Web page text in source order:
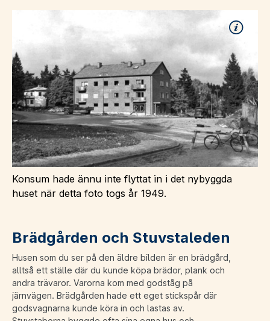
Konsum hade ännu inte flyttat in i det nybyggda
huset när detta foto togs år 1949.
Brädgården och Stuvstaleden
Husen som du ser på den äldre bilden är en brädgård,
alltså ett ställe där du kunde köpa brädor, plank och
andra trävaror. Varorna kom med godståg på
järnvägen. Brädgården hade ett eget stickspår där
godsvagnarna kunde köra in och lastas av.